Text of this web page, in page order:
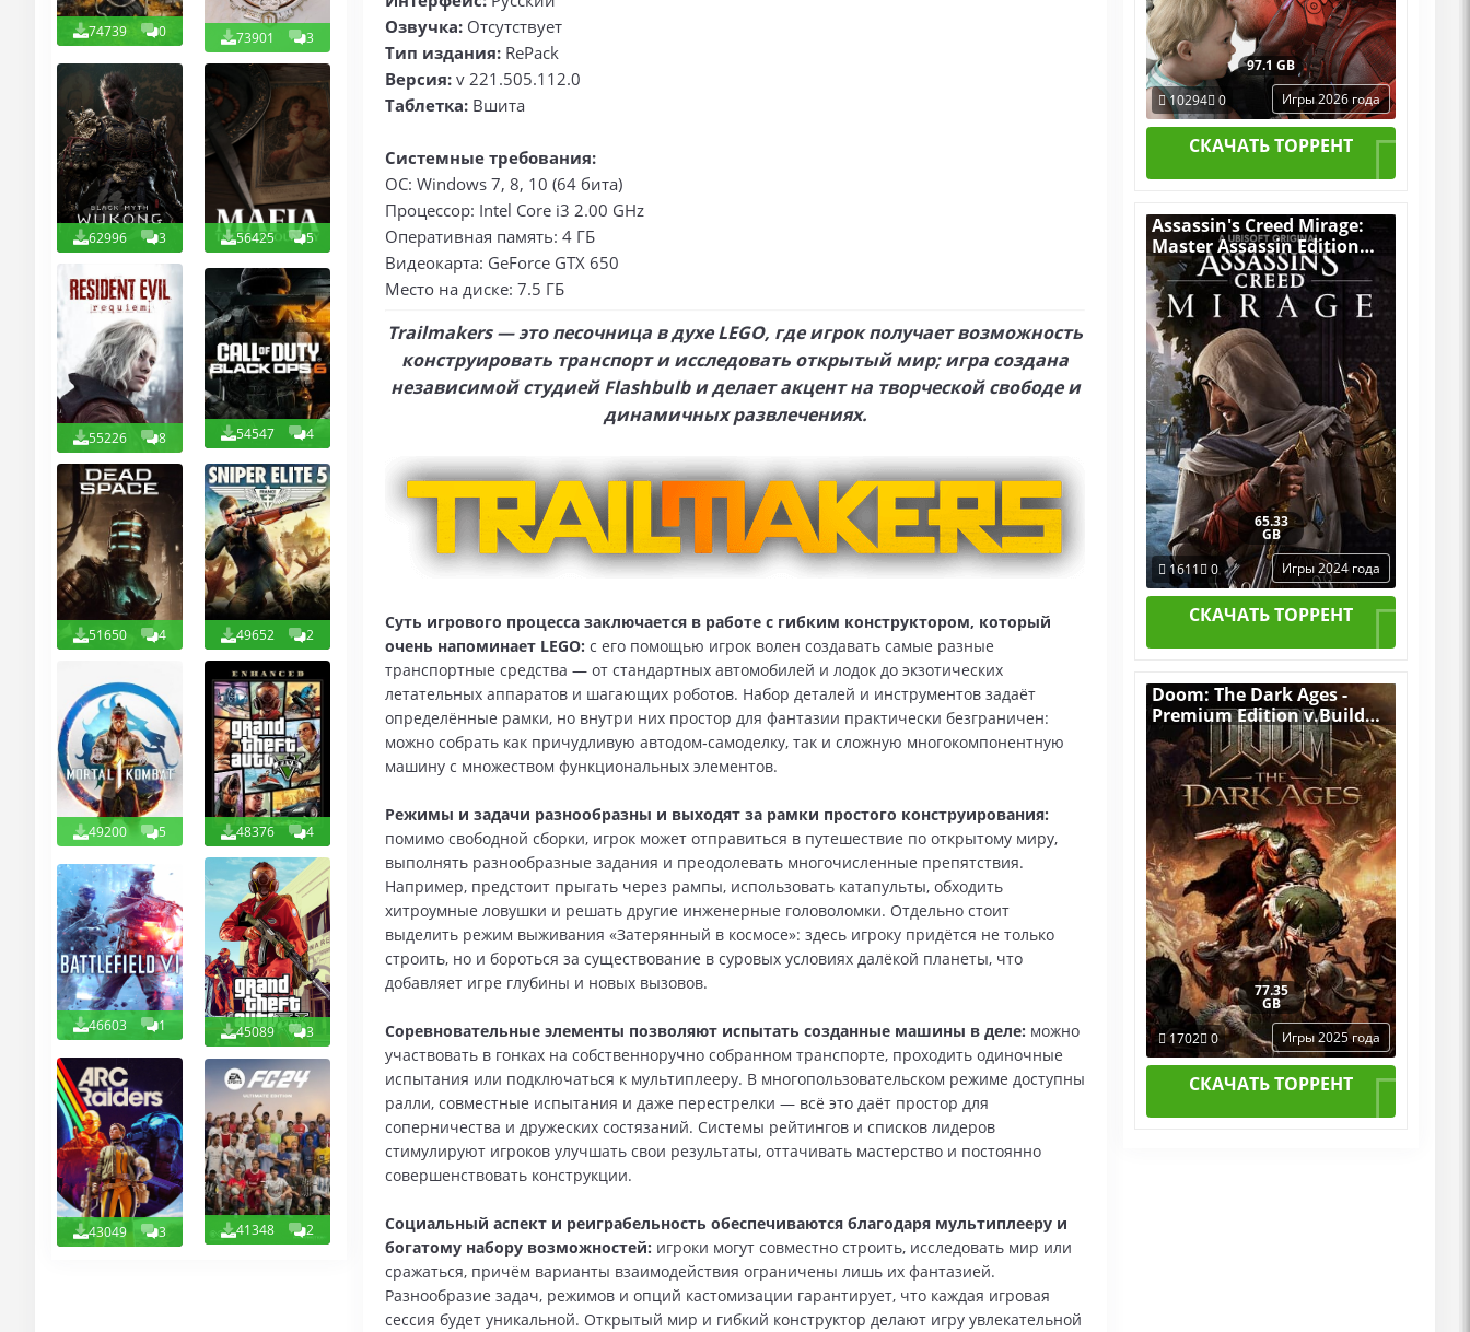
74739 0 73901 3
62996 3 56425 5
55226 8 54547 4
51650 4 49652 2
49200 5 48376 4
46603 1 45089 3
43049 3 41348 2
Озвучка: Отсутствует
Тип издания: RePack
Версия: v 221.505.112.0
Таблетка: Вшита
Системные требования:
ОС: Windows 7, 8, 10 (64 бита)
Процессор: Intel Core i3 2.00 GHz
Оперативная память: 4 ГБ
Видеокарта: GeForce GTX 650
Место на диске: 7.5 ГБ
Trailmakers — это песочница в духе LEGO, где игрок получает возможность
конструировать транспорт и исследовать открытый мир; игра создана
независимой студией Flashbulb и делает акцент на творческой свободе и
динамичных развлечениях.
Суть игрового процесса заключается в работе с гибким конструктором, который
очень напоминает LEGO: с его помощью игрок волен создавать самые разные
транспортные средства — от стандартных автомобилей и лодок до экзотических
летательных аппаратов и шагающих роботов. Набор деталей и инструментов задаёт
определённые рамки, но внутри них простор для фантазии практически безграничен:
можно собрать как причудливую автодом‑самоделку, так и сложную многокомпонентную
машину с множеством функциональных элементов.
Режимы и задачи разнообразны и выходят за рамки простого конструирования:
помимо свободной сборки, игрок может отправиться в путешествие по открытому миру,
выполнять разнообразные задания и преодолевать многочисленные препятствия.
Например, предстоит прыгать через рампы, использовать катапульты, обходить
хитроумные ловушки и решать другие инженерные головоломки. Отдельно стоит
выделить режим выживания «Затерянный в космосе»: здесь игроку придётся не только
строить, но и бороться за существование в суровых условиях далёкой планеты, что
добавляет игре глубины и новых вызовов.
Соревновательные элементы позволяют испытать созданные машины в деле: можно
участвовать в гонках на собственноручно собранном транспорте, проходить одиночные
испытания или подключаться к мультиплееру. В многопользовательском режиме доступны
ралли, совместные испытания и даже перестрелки — всё это даёт простор для
соперничества и дружеских состязаний. Системы рейтингов и списков лидеров
стимулируют игроков улучшать свои результаты, оттачивать мастерство и постоянно
совершенствовать конструкции.
Социальный аспект и реиграбельность обеспечиваются благодаря мультиплееру и
богатому набору возможностей: игроки могут совместно строить, исследовать мир или
сражаться, причём варианты взаимодействия ограничены лишь их фантазией.
Разнообразие задач, режимов и опций кастомизации гарантирует, что каждая игровая
сессия будет уникальной. Открытый мир и гибкий конструктор делают игру увлекательной
97.1 GB
10294 0 Игры 2026 года
СКАЧАТЬ ТОРРЕНТ
Assassin's Creed Mirage:
Master Assassin Edition
v.1.1.1 [RUS|ENG] (2024) PC
Пиратка Portable + All
DLCs
65.33
GB
1611
0 Игры 2024 года
СКАЧАТЬ ТОРРЕНТ
Doom: The Dark Ages -
Premium Edition v.Build
20760608 [RUS|ENG] (2025)
PC RePack от Селезень со
всеми DLC
77.35
GB
1702 0 Игры 2025 года
СКАЧАТЬ ТОРРЕНТ